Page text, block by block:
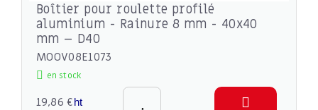
Boîtier pour roulette profilé
aluminium - Rainure 8 mm - 40x40
mm – D40
MOOV08E1073
en stock
19,86 €ht